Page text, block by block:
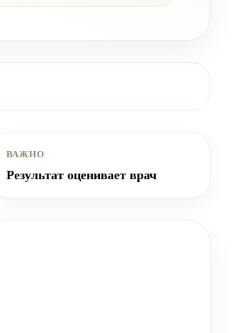
ВАЖНО
Результат оценивает врач